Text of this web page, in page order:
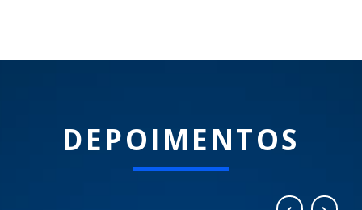
DEPOIMENTOS